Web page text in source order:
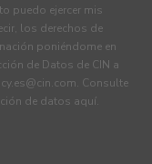
puedo ejercer mis
los derechos de
poniéndome en
de Datos de CIN a
. Consulte
de datos aquí.